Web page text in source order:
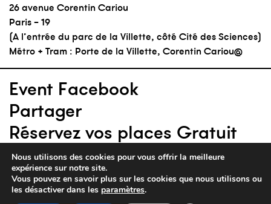
26 avenue Corentin Cariou
Paris – 19
(A l’entrée du parc de la Villette, côté Cité des Sciences)
Métro + Tram : Porte de la Villette, Corentin Cariou@
Event Facebook
Partager
Réservez vos places Gratuit
parc de la villette — 26 avenue corentin cariou
Nous utilisons des cookies pour vous offrir la meilleure
expérience sur notre site.
Vous pouvez en savoir plus sur les cookies que nous utilisons ou
les désactiver dans les paramètres.